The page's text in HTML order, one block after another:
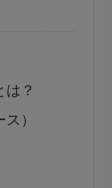
は？
）